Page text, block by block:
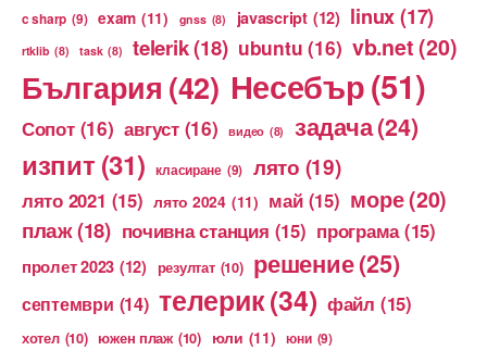
c sharp (9) exam (11) gnss (8) javascript (12) linux(17)
rtklib (8) task (8) telerik(18) ubuntu (16) vb.net(20)
България (42) Несебър(51)
Сопот (16) август (16) видео (8) задача(24)
изпит (31) класиране (9) лято (19)
лято 2021 (15) лято 2024 (11) май (15) море(20)
плаж(18) почивна станция (15) програма (15)
пролет 2023 (12) резултат (10) решение(25)
септември (14) телерик(34) файл (15)
хотел (10) южен плаж (10) юли (11) юни (9)